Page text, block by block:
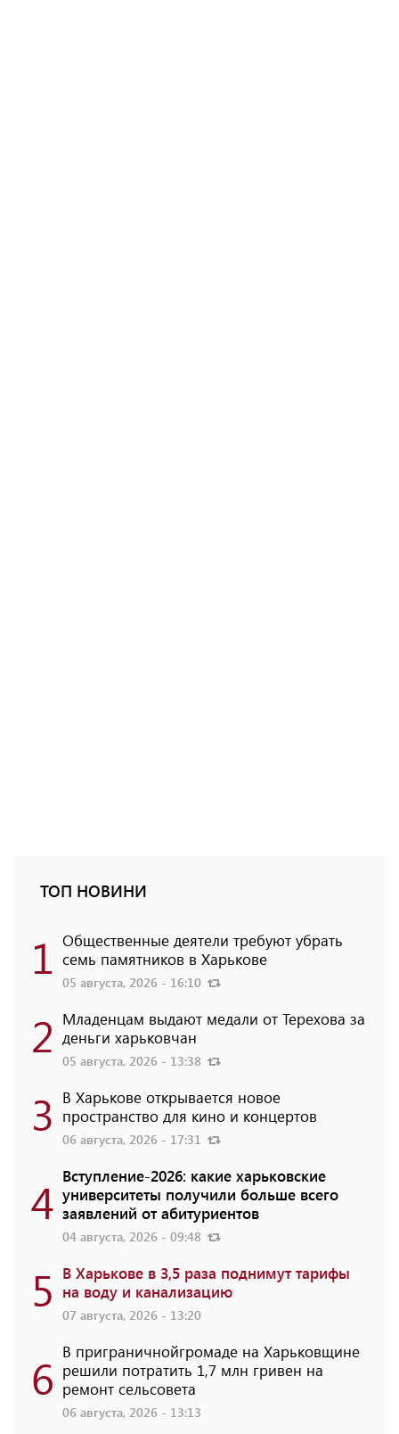
ТОП НОВИНИ
1 Общественные деятели требуют убрать
семь памятников в Харькове
05 августа, 2026 - 16:10
2 Младенцам выдают медали от Терехова за
деньги харьковчан
05 августа, 2026 - 13:38
3 В Харькове открывается новое
пространство для кино и концертов
06 августа, 2026 - 17:31
4 Вступление-2026: какие харьковские
университеты получили больше всего
заявлений от абитуриентов
04 августа, 2026 - 09:48
5 В Харькове в 3,5 раза поднимут тарифы
на воду и канализацию
07 августа, 2026 - 13:20
6 В приграничнойгромаде на Харьковщине
решили потратить 1,7 млн ​​гривен на
ремонт сельсовета
06 августа, 2026 - 13:13